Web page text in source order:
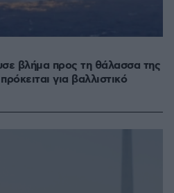
βλήμα προς τη θάλασσα της
για βαλλιστικό